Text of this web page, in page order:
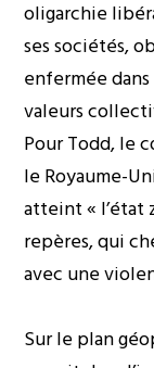
oligarchie
ses sociétés,
enfermée
valeurs
Pour Todd, le
le Royaume-
atteint « l’état
repères, qui
avec une
Sur le plan